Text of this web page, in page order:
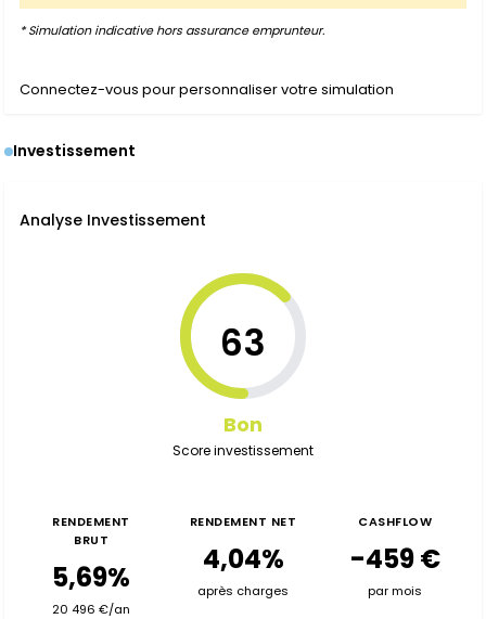
* Simulation indicative hors assurance emprunteur.
Connectez-vous pour personnaliser votre simulation
Investissement
Analyse Investissement
63
Bon
Score investissement
RENDEMENT
BRUT
5,69%
20 496 €/an
RENDEMENT NET
4,04%
après charges
CASHFLOW
-459 €
par mois